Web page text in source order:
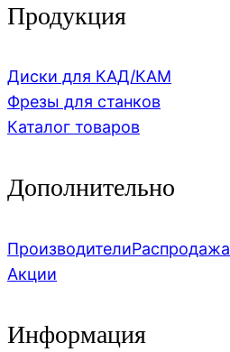
Продукция
Диски для КАД/КАМ
Фрезы для станков
Каталог товаров
Дополнительно
ПроизводителиРаспродажа
Акции
Информация